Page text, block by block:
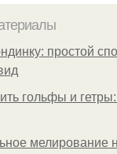
простой
гольфы и
мелирование